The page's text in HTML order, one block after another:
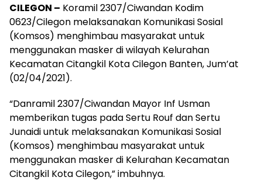
CILEGON – Koramil 2307/Ciwandan Kodim
0623/Cilegon melaksanakan Komunikasi Sosial
(Komsos) menghimbau masyarakat untuk
menggunakan masker di wilayah Kelurahan
Kecamatan Citangkil Kota Cilegon Banten, Jum’at
(02/04/2021).
“Danramil 2307/Ciwandan Mayor Inf Usman
memberikan tugas pada Sertu Rouf dan Sertu
Junaidi untuk melaksanakan Komunikasi Sosial
(Komsos) menghimbau masyarakat untuk
menggunakan masker di Kelurahan Kecamatan
Citangkil Kota Cilegon,” imbuhnya.